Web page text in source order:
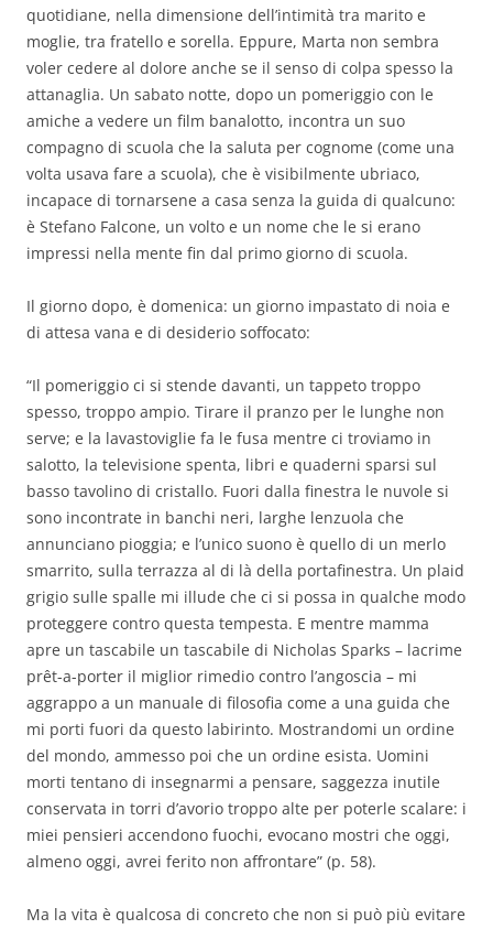
quotidiane, nella dimensione dell’intimità tra marito e
moglie, tra fratello e sorella. Eppure, Marta non sembra
voler cedere al dolore anche se il senso di colpa spesso la
attanaglia. Un sabato notte, dopo un pomeriggio con le
amiche a vedere un film banalotto, incontra un suo
compagno di scuola che la saluta per cognome (come una
volta usava fare a scuola), che è visibilmente ubriaco,
incapace di tornarsene a casa senza la guida di qualcuno:
è Stefano Falcone, un volto e un nome che le si erano
impressi nella mente fin dal primo giorno di scuola.
Il giorno dopo, è domenica: un giorno impastato di noia e
di attesa vana e di desiderio soffocato:
“Il pomeriggio ci si stende davanti, un tappeto troppo
spesso, troppo ampio. Tirare il pranzo per le lunghe non
serve; e la lavastoviglie fa le fusa mentre ci troviamo in
salotto, la televisione spenta, libri e quaderni sparsi sul
basso tavolino di cristallo. Fuori dalla finestra le nuvole si
sono incontrate in banchi neri, larghe lenzuola che
annunciano pioggia; e l’unico suono è quello di un merlo
smarrito, sulla terrazza al di là della portafinestra. Un plaid
grigio sulle spalle mi illude che ci si possa in qualche modo
proteggere contro questa tempesta. E mentre mamma
apre un tascabile un tascabile di Nicholas Sparks – lacrime
prêt-a-porter il miglior rimedio contro l’angoscia – mi
aggrappo a un manuale di filosofia come a una guida che
mi porti fuori da questo labirinto. Mostrandomi un ordine
del mondo, ammesso poi che un ordine esista. Uomini
morti tentano di insegnarmi a pensare, saggezza inutile
conservata in torri d’avorio troppo alte per poterle scalare: i
miei pensieri accendono fuochi, evocano mostri che oggi,
almeno oggi, avrei ferito non affrontare” (p. 58).
Ma la vita è qualcosa di concreto che non si può più evitare